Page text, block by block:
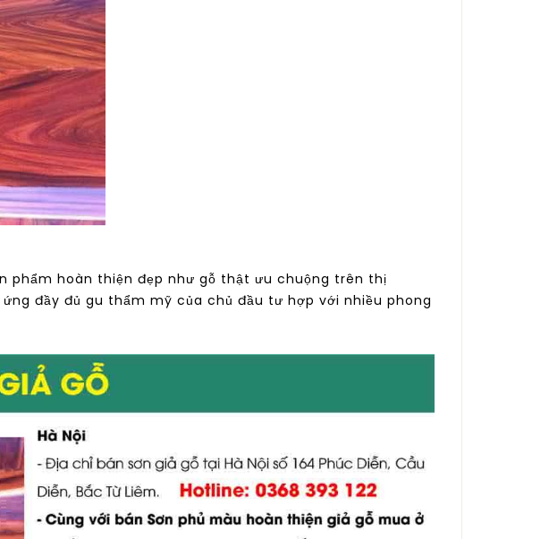
phẩm hoàn thiện đẹp như gỗ thật ưu chuộng trên thị
đầy đủ gu thẩm mỹ của chủ đầu tư hợp với nhiều phong